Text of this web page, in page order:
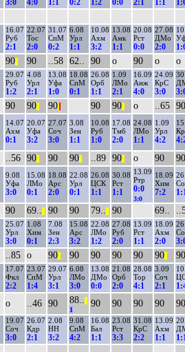
3:0 4:0 1:1 0:2 1:2 0:0 2:1 1:1
16.07
Руб
2:1
22.07
Тос
2:0
31.07
СпМ
0:2
6.08
Урл
1:1
10.08
Ахм
3:2
13.08
Амк
1:1
20.08
Рст
0:0
27.08
ДМо
2:0
90 90 ..58 62.. 90 о 90 о о
29.07
Руб
1:2
4.08
Урл
2:1
13.08
Уфа
1:0
18.08
СпМ
0:1
26.08
Орб
1:1
1.09
ЛМо
2:1
16.09
Анж
4:0
24.09
КрС
3:0
90 90 90 90 90 о ..65 90
14.07
Ахм
0:1
20.07
Уфа
3:2
27.07
Соч
3:0
3.08
Зен
1:1
10.08
Руб
1:0
17.08
Тмб
2:0
24.08
ЛМо
1:1
1.09
Урл
4:2
..56 90 90 90 ..89 90 о 90 90
9.08
Уфа
3:0
15.08
ЛМо
0:1
18.08
Арс
2:0
22.08
Урл
0:1
26.08
ЦСК
1:1
30.08
Рст
1:1
13.09
Ртр
0:0
3:0
18.09
Хим
7:2
90 69.. 90 90 79.. 90 69..
25.07
Урл
3:0
1.08
Хим
0:1
7.08
Зен
2:3
15.08
Арс
3:2
22.08
ЛМо
1:2
27.08
Руб
2:0
13.09
Рст
1:1
18.09
Ахм
2:0
..85 о 90 90 90 90 90 90 90
17.07
Фкл
2:2
23.07
СпМ
1:4
29.07
Урл
3:1
6.08
ЛМо
3:0
13.08
ДМо
0:0
21.08
Орб
2:0
28.08
Тор
4:1
3.09
Соч
2:1
о ..46 90 88..
1
90 90 90 90 90
19.07
Соч
3:0
26.07
Кдр
2:1
2.08
НН
3:2
9.08
СпМ
4:2
16.08
Бал
1:1
23.08
Рст
3:3
31.08
КрС
2:2
13.09
Ахм
1:1